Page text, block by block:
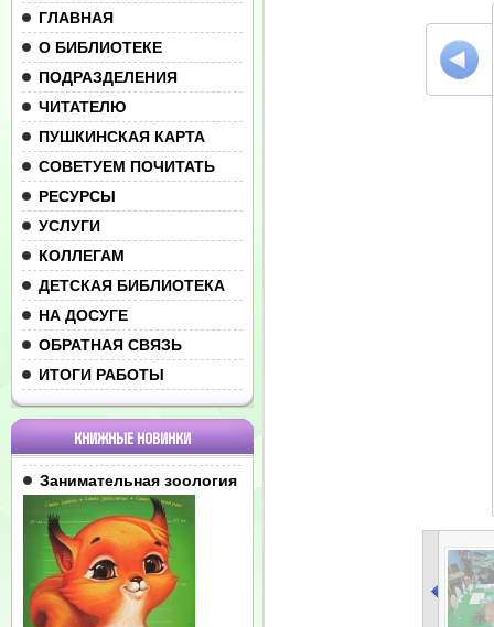
ГЛАВНАЯ
О БИБЛИОТЕКЕ
ПОДРАЗДЕЛЕНИЯ
ЧИТАТЕЛЮ
ПУШКИНСКАЯ КАРТА
СОВЕТУЕМ ПОЧИТАТЬ
РЕСУРСЫ
УСЛУГИ
КОЛЛЕГАМ
ДЕТСКАЯ БИБЛИОТЕКА
НА ДОСУГЕ
ОБРАТНАЯ СВЯЗЬ
ИТОГИ РАБОТЫ
КНИЖНЫЕ НОВИНКИ
Занимательная зоология